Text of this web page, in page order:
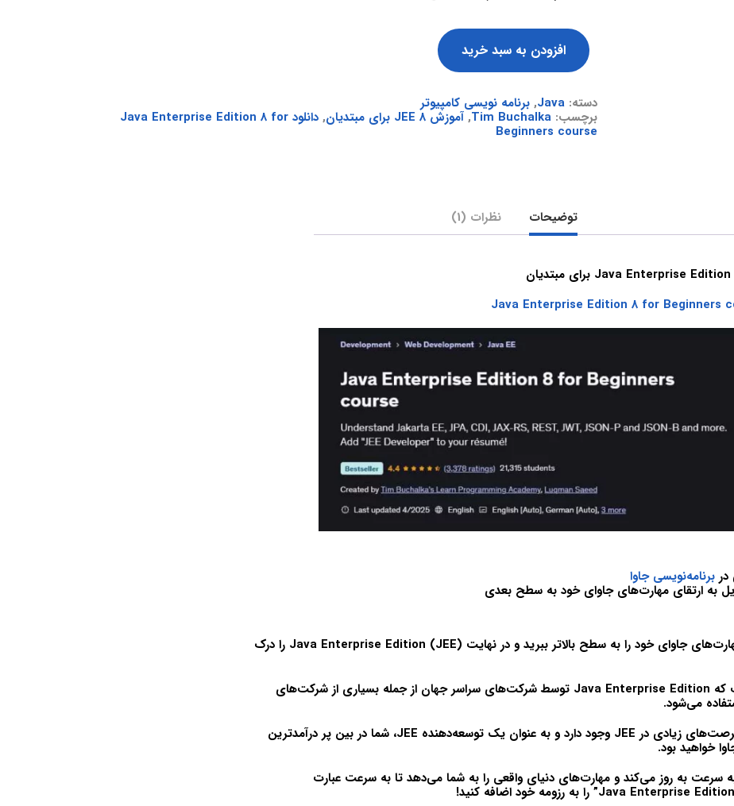
افزودن به سبد خرید
دسته: Java
, برنامه نویسی کامپیوتر
برچسب: Tim Buchalka
, آموزش JEE 8 برای مبتدیان , دانلود Java Enterprise Edition 8 for
Beginners course
توضیحات نظرات (1)
Java Enterprise Edition 8 for Beginners
برنامه‌نویسی جاوا
به ارتقای مهارت‌های جاوای خود به سطح بعدی
جاوای خود را به سطح بالاتر ببرید و در نهایت Java Enterprise Edition (JEE) را درک
که Java Enterprise Edition توسط شرکت‌های سراسر جهان از جمله بسیاری از شرکت‌های
می‌شود.
زیادی در JEE وجود دارد و به عنوان یک توسعه‌دهنده JEE، شما در بین پر درآمدترین
خواهید بود.
سرعت به روز می‌کند و مهارت‌های دنیای واقعی را به شما می‌دهد تا به سرعت عبارت